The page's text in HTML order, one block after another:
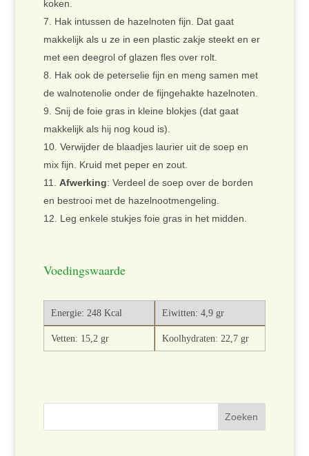
koken.
Hak intussen de hazelnoten fijn. Dat gaat
makkelijk als u ze in een plastic zakje steekt en er
met een deegrol of glazen fles over rolt.
Hak ook de peterselie fijn en meng samen met
de walnotenolie onder de fijngehakte hazelnoten.
Snij de foie gras in kleine blokjes (dat gaat
makkelijk als hij nog koud is).
Verwijder de blaadjes laurier uit de soep en
mix fijn. Kruid met peper en zout.
Afwerking: Verdeel de soep over de borden
en bestrooi met de hazelnootmengeling.
Leg enkele stukjes foie gras in het midden.
Voedingswaarde
Energie: 248 Kcal Eiwitten: 4,9 gr
Vetten: 15,2 gr Koolhydraten: 22,7 gr